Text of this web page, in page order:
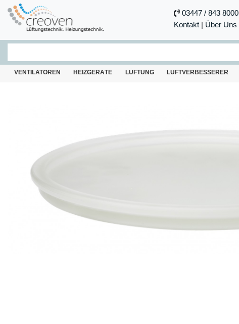
03447 / 843 8000
Kontakt| Über Uns
VENTILATOREN HEIZGERÄTE LÜFTUNG LUFTVERBESSERER